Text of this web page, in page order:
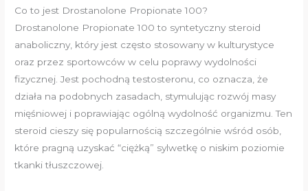
Co to jest Drostanolone Propionate 100?
Drostanolone Propionate 100 to syntetyczny steroid
anaboliczny, który jest często stosowany w kulturystyce
oraz przez sportowców w celu poprawy wydolności
fizycznej. Jest pochodną testosteronu, co oznacza, że
działa na podobnych zasadach, stymulując rozwój masy
mięśniowej i poprawiając ogólną wydolność organizmu. Ten
steroid cieszy się popularnością szczególnie wśród osób,
które pragną uzyskać “ciężką” sylwetkę o niskim poziomie
tkanki tłuszczowej.